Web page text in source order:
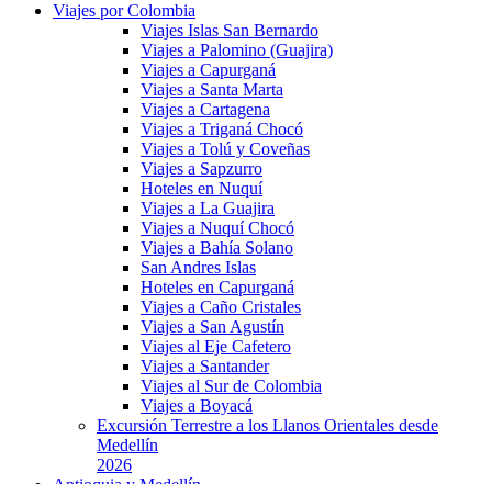
Viajes por Colombia
Viajes Islas San Bernardo
Viajes a Palomino (Guajira)
Viajes a Capurganá
Viajes a Santa Marta
Viajes a Cartagena
Viajes a Triganá Chocó
Viajes a Tolú y Coveñas
Viajes a Sapzurro
Hoteles en Nuquí
Viajes a La Guajira
Viajes a Nuquí Chocó
Viajes a Bahía Solano
San Andres Islas
Hoteles en Capurganá
Viajes a Caño Cristales
Viajes a San Agustín
Viajes al Eje Cafetero
Viajes a Santander
Viajes al Sur de Colombia
Viajes a Boyacá
Excursión Terrestre a los Llanos Orientales desde
Medellín
2026